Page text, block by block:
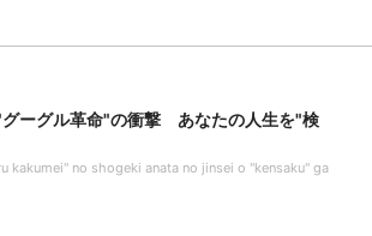
ーグル革命"の衝撃 あなたの人生を"検
kakumei" no shogeki anata no jinsei o "kensaku" ga